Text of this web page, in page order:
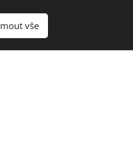
prosté (bez vad 2022)
vše